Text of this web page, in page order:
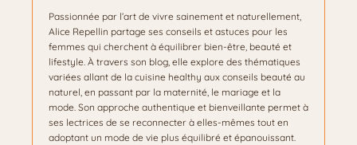
Passionnée par l’art de vivre sainement et naturellement,
Alice Repellin partage ses conseils et astuces pour les
femmes qui cherchent à équilibrer bien-être, beauté et
lifestyle. À travers son blog, elle explore des thématiques
variées allant de la cuisine healthy aux conseils beauté au
naturel, en passant par la maternité, le mariage et la
mode. Son approche authentique et bienveillante permet à
ses lectrices de se reconnecter à elles-mêmes tout en
adoptant un mode de vie plus équilibré et épanouissant.